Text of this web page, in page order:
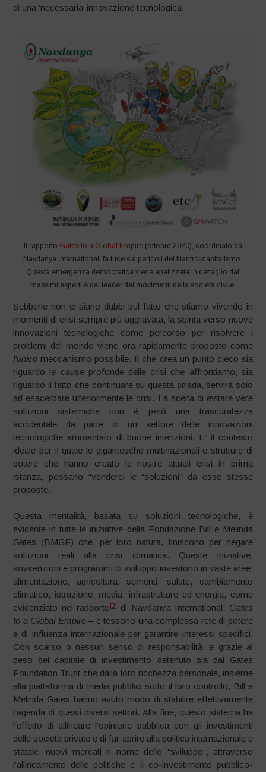
di una ‘necessaria’ innovazione tecnologica.
Il rapporto Gates to a Global Empire(ottobre 2020), coordinato da
Navdanya International, fa luce sui pericoli del filantro-capitalismo.
Questa emergenza democratica viene analizzata in dettaglio dai
massimi esperti e dai leader dei movimenti della società civile.
Sebbene non ci siano dubbi sul fatto che stiamo vivendo in
momenti di crisi sempre più aggravata, la spinta verso nuove
innovazioni tecnologiche come percorso per risolvere i
problemi del mondo viene ora rapidamente proposto come
l’unico meccanismo possibile. Il che crea un punto cieco sia
riguardo le cause profonde delle crisi che affrontiamo, sia
riguardo il fatto che continuare su questa strada, servirà solo
ad esacerbare ulteriormente le crisi. La scelta di evitare vere
soluzioni sistemiche non è però una trascuratezza
accidentale da parte di un settore delle innovazioni
tecnologiche ammantato di buone intenzioni. E’ il contesto
ideale per il quale le gigantesche multinazionali e strutture di
potere che hanno creato le nostre attuali crisi in prima
istanza, possano “venderci le “soluzioni” da esse stesse
proposte.
Questa mentalità, basata su soluzioni tecnologiche, è
evidente in tutte le iniziative della Fondazione Bill e Melinda
Gates (BMGF) che, per loro natura, finiscono per negare
soluzioni reali alla crisi climatica. Queste iniziative,
sovvenzioni e programmi di sviluppo investono in vaste aree:
alimentazione, agricoltura, sementi, salute, cambiamento
climatico, istruzione, media, infrastrutture ed energia, come
evidenziato nel rapporto [3] di Navdanya International: Gates
to a Global Empire– e tessono una complessa rete di potere
e di influenza internazionale per garantire interessi specifici.
Con scarso o nessun senso di responsabilità, e grazie al
peso del capitale di investimento detenuto sia dal Gates
Foundation Trust che dalla loro ricchezza personale, insieme
alla piattaforma di media pubblici sotto il loro controllo, Bill e
Melinda Gates hanno avuto modo di stabilire effettivamente
l’agenda di questi diversi settori. Alla fine, questo sistema ha
l’effetto di allineare l’opinione pubblica con gli investimenti
delle società private e di far aprire alla politica internazionale e
statale, nuovi mercati n nome dello “sviluppo”, attraverso
l’allineamento delle politiche e il co-investimento pubblico-